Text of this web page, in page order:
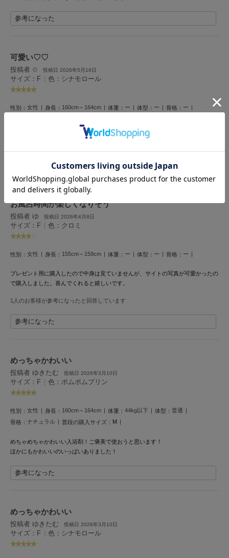
LILY BROWN
リリーブラウン
LITTLE UNION TOKYO
リトルユニオン トウキョウ
MIESROHE
miies miim
ミーエスミーム
Mila Owen
モワージュ
ミュシャ
nezu
ネズ
ヌル
オン
Onitsuka Tiger
オニツカ タイガー
参考になった
可愛い♡♡
投稿者 ✩ 投稿日 2026年5月16日
サイズ：F | 色：シナモロール
性別： 女性 身長： 160cm～164cm 体重： ー 体型： ー 骨格： ー
香りもいい匂い！
参考になった
お風呂時間が楽しくなりそう
投稿者 ゆ 投稿日 2026年4月8日
サイズ：F 色：クロミ
性別： 女性 身長： 155cm～159cm 体重： ー 体型： ー 骨格： ー
プレゼント用に購入したので中身は見ていませんが、サイトの写真が可愛かったの
で購入しました。喜んでくれると嬉しいです。
1人のお客様が参考になったと回答しています
参考になった
めっちゃかわいい
投稿者 ゆきたむ 投稿日 2026年3月10日
サイズ：F 色：ポムポムプリン
性別： 女性 身長： 160cm～164cm 体重： 44kg以下 体型： 普通
骨格： ナチュラル 普段の購入サイズ： M
めちゃめちゃかわいい入浴剤！ご褒美で使おうと思います！
ほかにもかわいいのいっぱいありました！
参考になった
めっちゃかわいい
投稿者 ゆきたむ 投稿日 2026年3月10日
サイズ：F 色：シナモロール